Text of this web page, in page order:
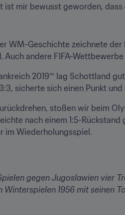
mir bewusst geworden,
WM-Geschichte zeichnete
Auch andere FIFA-
2019™ lag Schottland
sicherte sich einen Punkt
stoßen wir beim
nach einem 1:5-
im Wiederholungsspiel.
gegen Jugoslawien vier
1956 mit seinen